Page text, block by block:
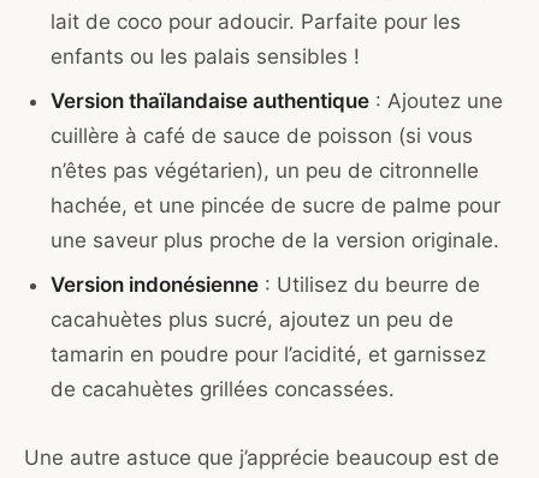
lait de coco pour adoucir. Parfaite pour les
enfants ou les palais sensibles !
Version thaïlandaise authentique : Ajoutez une
cuillère à café de sauce de poisson (si vous
n’êtes pas végétarien), un peu de citronnelle
hachée, et une pincée de sucre de palme pour
une saveur plus proche de la version originale.
Version indonésienne : Utilisez du beurre de
cacahuètes plus sucré, ajoutez un peu de
tamarin en poudre pour l’acidité, et garnissez
de cacahuètes grillées concassées.
Une autre astuce que j’apprécie beaucoup est de